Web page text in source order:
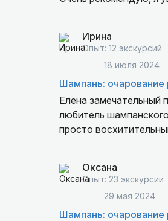
Ирина
Опыт: 12 экскурсий
18 июля 2024
Шампань: очарование
Елена замечательный
любитель
просто
Оксана
Опыт: 23 экскурсии
29 мая 2024
Шампань: очарование